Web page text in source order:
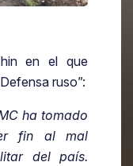
en el que
ruso”:
ha tomado
fin al mal
del país.